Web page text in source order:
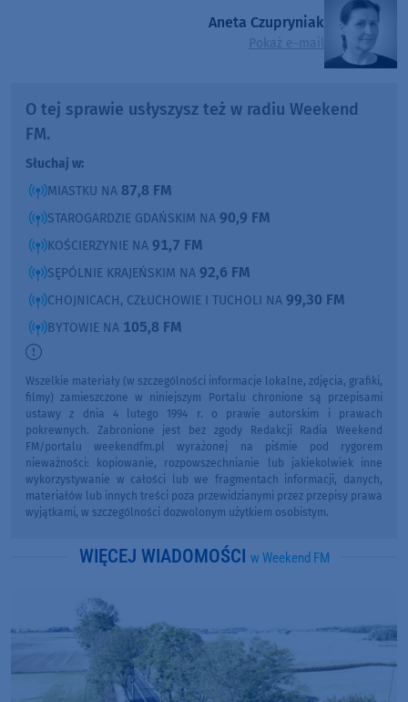
Aneta Czupryniak
Pokaż e-mail
O tej sprawie usłyszysz też w radiu Weekend
FM.
Słuchaj w:
MIASTKU NA 87,8 FM
STAROGARDZIE GDAŃSKIM NA 90,9 FM
KOŚCIERZYNIE NA 91,7 FM
SĘPÓLNIE KRAJEŃSKIM NA 92,6 FM
CHOJNICACH, CZŁUCHOWIE I TUCHOLI NA 99,30 FM
BYTOWIE NA 105,8 FM
Wszelkie materiały (w szczególności informacje lokalne, zdjęcia, grafiki,
filmy) zamieszczone w niniejszym Portalu chronione są przepisami
ustawy z dnia 4 lutego 1994 r. o prawie autorskim i prawach
pokrewnych. Zabronione jest bez zgody Redakcji Radia Weekend
FM/portalu weekendfm.pl wyrażonej na piśmie pod rygorem
nieważności: kopiowanie, rozpowszechnianie lub jakiekolwiek inne
wykorzystywanie w całości lub we fragmentach informacji, danych,
materiałów lub innych treści poza przewidzianymi przez przepisy prawa
wyjątkami, w szczególności dozwolonym użytkiem osobistym.
WIĘCEJ WIADOMOŚCI w Weekend FM